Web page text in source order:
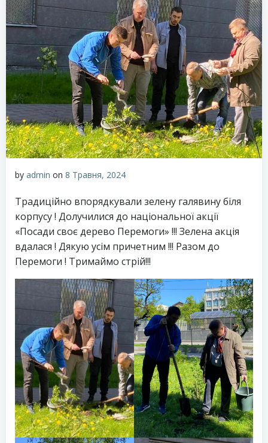
by admin on 8 Травня, 2024
Традиційно впорядкували зелену галявину біля
корпусу ! Долучилися до національної акції
«Посади своє дерево Перемоги» !!! Зелена акція
вдалася ! Дякую усім причетним !!! Разом до
Перемоги ! Тримаймо стрій!!!